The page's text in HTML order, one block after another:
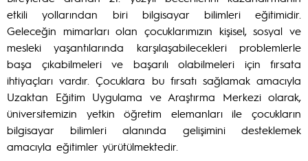
etkili yollarından biri bilgisayar bilimleri eğitimidir.
Geleceğin mimarları olan çocuklarımızın kişisel, sosyal ve
mesleki yaşantılarında karşılaşabilecekleri problemlerle
başa çıkabilmeleri ve başarılı olabilmeleri için fırsata
ihtiyaçları vardır. Çocuklara bu fırsatı sağlamak amacıyla
Uzaktan Eğitim Uygulama ve Araştırma Merkezi olarak,
üniversitemizin yetkin öğretim elemanları ile çocukların
bilgisayar bilimleri alanında gelişimini desteklemek
amacıyla eğitimler yürütülmektedir.